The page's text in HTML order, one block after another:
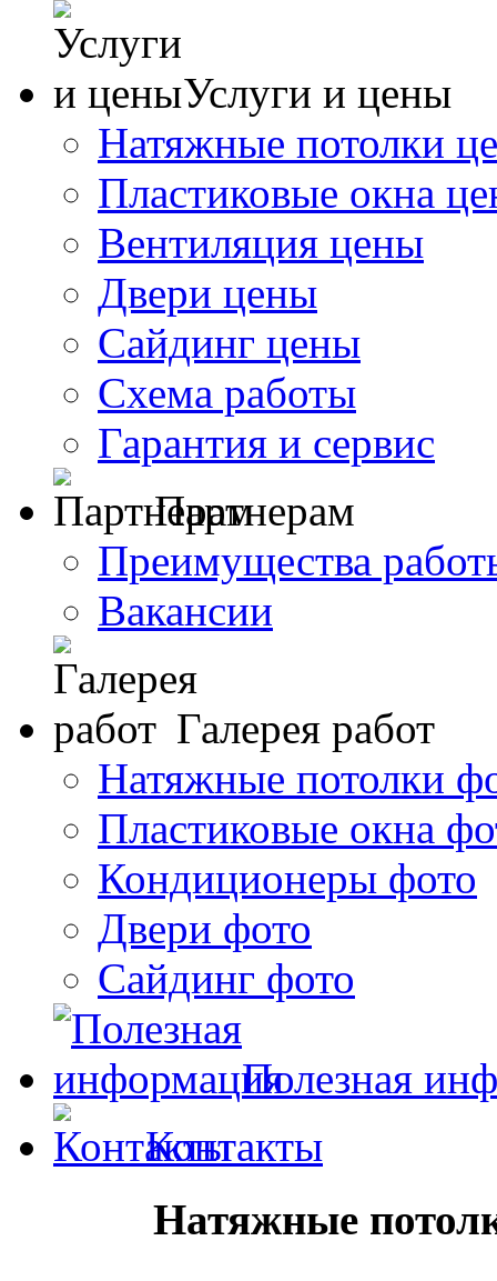
Услуги и цены
Натяжные потолки
Пластиковые окна
Вентиляция цены
Двери цены
Сайдинг цены
Схема работы
Гарантия и сервис
Партнерам
Преимущества
Вакансии
Галерея работ
Натяжные потолки
Пластиковые окна
Кондиционеры фото
Двери фото
Сайдинг фото
Полезная
Контакты
Натяжные